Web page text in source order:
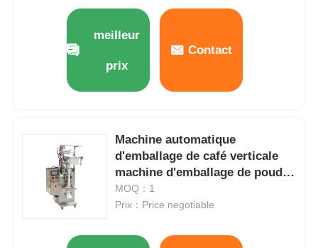
meilleur
prix
Contact
Machine automatique
d'emballage de café verticale
machine d'emballage de poudre
d'épices
MOQ：1
Prix：Price negotiable